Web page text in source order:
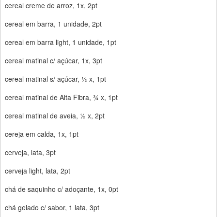
cereal creme de arroz, 1x, 2pt
cereal em barra, 1 unidade, 2pt
cereal em barra light, 1 unidade, 1pt
cereal matinal c/ açúcar, 1x, 3pt
cereal matinal s/ açúcar, ½ x, 1pt
cereal matinal de Alta Fibra, ¾ x, 1pt
cereal matinal de aveia, ½ x, 2pt
cereja em calda, 1x, 1pt
cerveja, lata, 3pt
cerveja light, lata, 2pt
chá de saquinho c/ adoçante, 1x, 0pt
chá gelado c/ sabor, 1 lata, 3pt